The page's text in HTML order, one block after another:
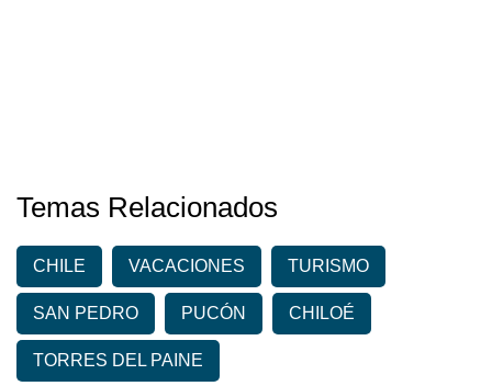
Temas Relacionados
CHILE VACACIONES TURISMO
SAN PEDRO PUCÓN CHILOÉ
TORRES DEL PAINE